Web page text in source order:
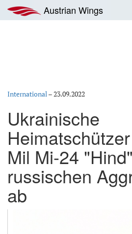
Inhalt
springen
Austrian Wings
International–23.09.2022
Ukrainische
Mil Mi-24
russischen
ab